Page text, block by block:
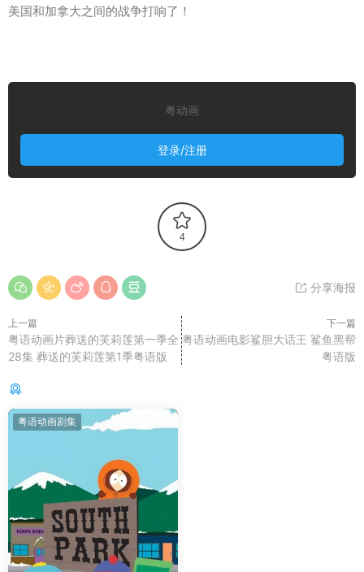
美国和加拿大之间的战争打响了！
粤动画
登录/注册
4
分享海报
上一篇
粤语动画片葬送的芙莉莲第一季全
28集 葬送的芙莉莲第1季粤语版
下一篇
粤语动画电影鲨胆大话王 鲨鱼黑帮
粤语版
粤语动画剧集